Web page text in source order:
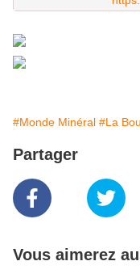
#Monde Minéral #La
Partager
Vous aimerez